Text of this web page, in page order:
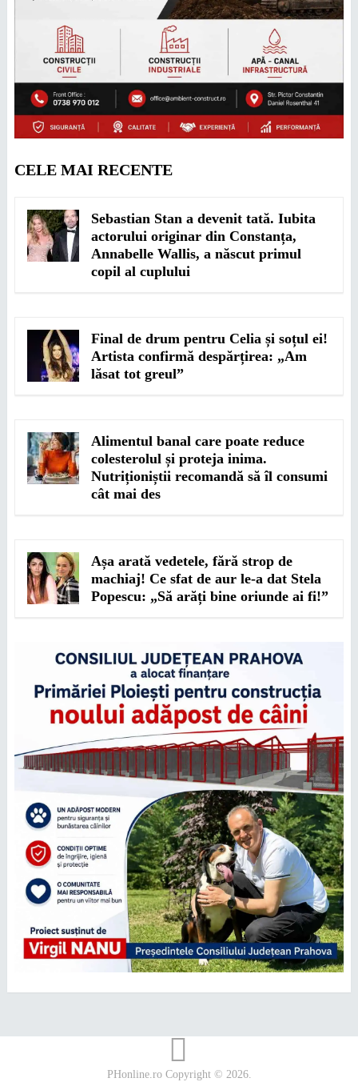
CELE MAI RECENTE
Sebastian Stan a devenit tată. Iubita
actorului originar din Constanța,
Annabelle Wallis, a născut primul
copil al cuplului
Final de drum pentru Celia și soțul ei!
Artista confirmă despărțirea: „Am
lăsat tot greul”
Alimentul banal care poate reduce
colesterolul și proteja inima.
Nutriționiștii recomandă să îl consumi
cât mai des
Așa arată vedetele, fără strop de
machiaj! Ce sfat de aur le-a dat Stela
Popescu: „Să arăți bine oriunde ai fi!”
PHonline.roCopyright © 2026.